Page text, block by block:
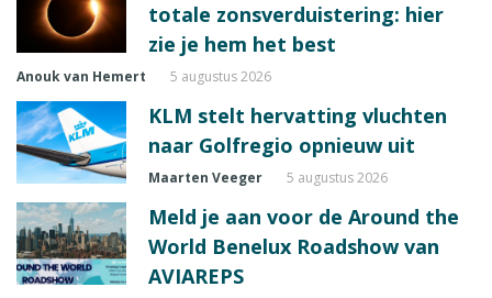
totale zonsverduistering: hier
zie je hem het best
Anouk van Hemert 5 augustus 2026
KLM stelt hervatting vluchten
naar Golfregio opnieuw uit
Maarten Veeger 5 augustus 2026
Meld je aan voor de Around the
World Benelux Roadshow van
AVIAREPS